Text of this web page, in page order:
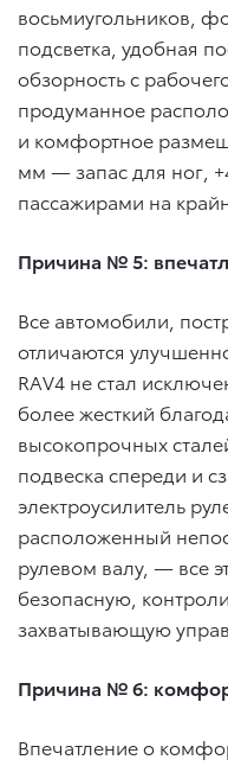
восьмиугольников,
подсветка, удобная
обзорность с
продуманное
и комфортное
мм — запас для ног,
пассажирами на
Причина № 5:
Все автомобили,
отличаются
RAV4 не стал
более жесткий
высокопрочных
подвеска спереди и
электроусилитель
расположенный
рулевом валу, — все
безопасную,
захватывающую
Причина № 6:
Впечатление о